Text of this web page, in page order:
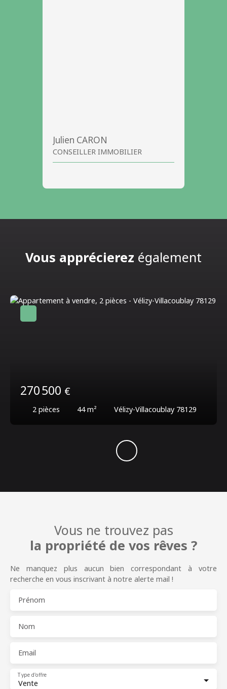
Julien CARON
CONSEILLER IMMOBILIER
Vous apprécierez également
270 500 €
2 pièces 44m² Vélizy-Villacoublay 78129
Vous ne trouvez pas
la propriété de vos rêves ?
Ne manquez plus aucun bien correspondant à votre
recherche en vous inscrivant à notre alerte mail !
Prénom
Nom
Email
Vente
Type d'offre